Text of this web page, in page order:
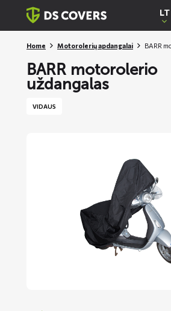
Skiplinks
LT
Home Motorolerių apdangalai BARR
BARR motorolerio
uždangalas
VIDAUS